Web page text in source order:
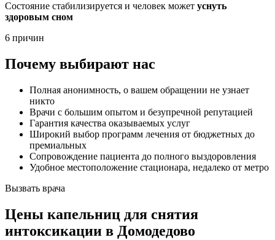
Состояние стабилизируется и человек может уснуть
здоровым сном
6 причин
Почему выбирают нас
Полная анонимность, о вашем обращении не узнает
никто
Врачи с большим опытом и безупречной репутацией
Гарантия качества оказываемых услуг
Широкий выбор программ лечения от бюджетных до
премиальных
Сопровождение пациента до полного выздоровления
Удобное местоположение стационара, недалеко от метро
Вызвать врача
Цены капельниц для снятия
интоксикации в Домодедово